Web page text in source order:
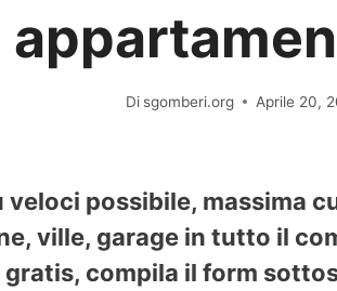
Di sgomberi.org Aprile 20,
possibile, massima
ville, garage in tutto il
compila il form